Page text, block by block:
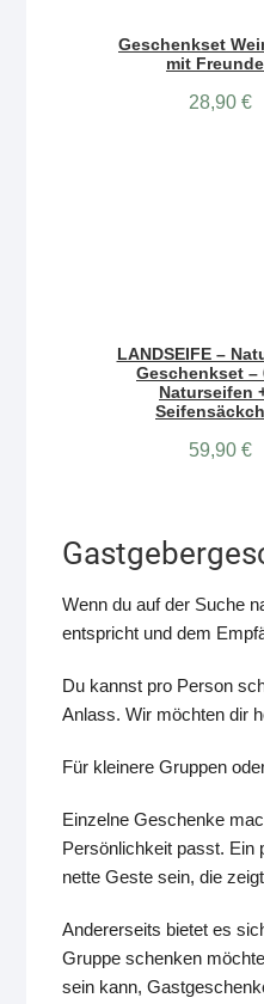
Geschenkset
mit
28,90 €
LANDSEIFE –
Geschenkset –
Naturseifen
59,90 €
Wenn du auf der Suche
entspricht und dem
Du kannst pro Person
Anlass. Wir möchten dir
Für kleinere Gruppen
Einzelne Geschenke
Persönlichkeit passt. Ein
nette Geste sein, die
Andererseits bietet es
Gruppe schenken
sein kann,